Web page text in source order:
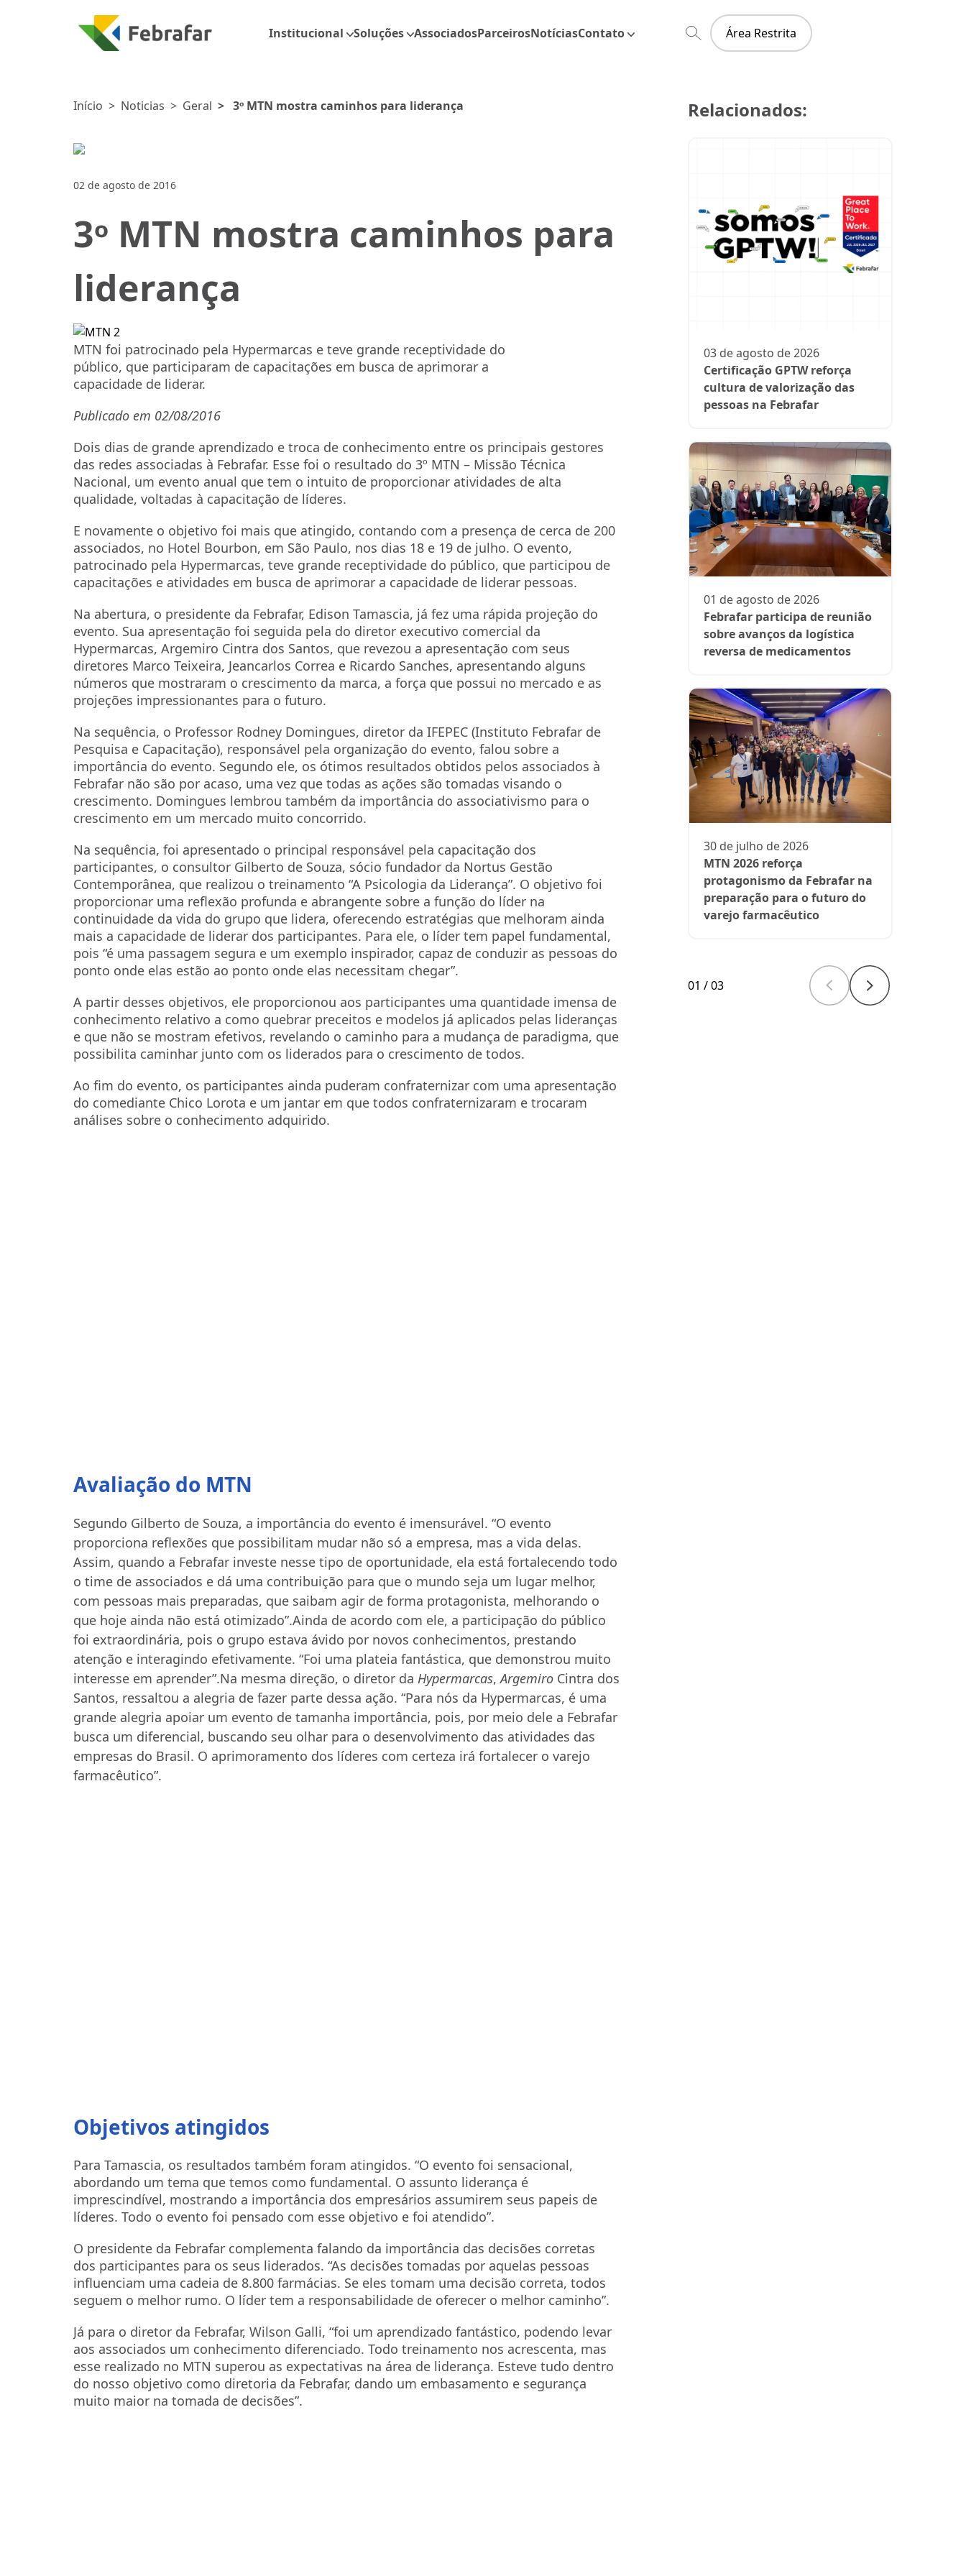
Institucional Soluções AssociadosParceirosNotíciasContato Área Restrita
Início > Noticias > Geral > 3ᵒ MTN mostra caminhos para liderança
02 de agosto de 2016
3ᵒ MTN mostra caminhos para
liderança
MTN foi patrocinado pela Hypermarcas e teve grande receptividade do
público, que participaram de capacitações em busca de aprimorar a
capacidade de liderar.
Publicado em 02/08/2016
Dois dias de grande aprendizado e troca de conhecimento entre os principais gestores
das redes associadas à Febrafar. Esse foi o resultado do 3º MTN – Missão Técnica
Nacional, um evento anual que tem o intuito de proporcionar atividades de alta
qualidade, voltadas à capacitação de líderes.
E novamente o objetivo foi mais que atingido, contando com a presença de cerca de 200
associados, no Hotel Bourbon, em São Paulo, nos dias 18 e 19 de julho. O evento,
patrocinado pela Hypermarcas, teve grande receptividade do público, que participou de
capacitações e atividades em busca de aprimorar a capacidade de liderar pessoas.
Na abertura, o presidente da Febrafar, Edison Tamascia, já fez uma rápida projeção do
evento. Sua apresentação foi seguida pela do diretor executivo comercial da
Hypermarcas, Argemiro Cintra dos Santos, que revezou a apresentação com seus
diretores Marco Teixeira, Jeancarlos Correa e Ricardo Sanches, apresentando alguns
números que mostraram o crescimento da marca, a força que possui no mercado e as
projeções impressionantes para o futuro.
Na sequência, o Professor Rodney Domingues, diretor da IFEPEC (Instituto Febrafar de
Pesquisa e Capacitação), responsável pela organização do evento, falou sobre a
importância do evento. Segundo ele, os ótimos resultados obtidos pelos associados à
Febrafar não são por acaso, uma vez que todas as ações são tomadas visando o
crescimento. Domingues lembrou também da importância do associativismo para o
crescimento em um mercado muito concorrido.
Na sequência, foi apresentado o principal responsável pela capacitação dos
participantes, o consultor Gilberto de Souza, sócio fundador da Nortus Gestão
Contemporânea, que realizou o treinamento “A Psicologia da Liderança”. O objetivo foi
proporcionar uma reﬂexão profunda e abrangente sobre a função do líder na
continuidade da vida do grupo que lidera, oferecendo estratégias que melhoram ainda
mais a capacidade de liderar dos participantes. Para ele, o líder tem papel fundamental,
pois “é uma passagem segura e um exemplo inspirador, capaz de conduzir as pessoas do
ponto onde elas estão ao ponto onde elas necessitam chegar”.
A partir desses objetivos, ele proporcionou aos participantes uma quantidade imensa de
conhecimento relativo a como quebrar preceitos e modelos já aplicados pelas lideranças
e que não se mostram efetivos, revelando o caminho para a mudança de paradigma, que
possibilita caminhar junto com os liderados para o crescimento de todos.
Ao fim do evento, os participantes ainda puderam confraternizar com uma apresentação
do comediante Chico Lorota e um jantar em que todos confraternizaram e trocaram
análises sobre o conhecimento adquirido.
Avaliação do MTN
Segundo Gilberto de Souza, a importância do evento é imensurável. “O evento
proporciona reflexões que possibilitam mudar não só a empresa, mas a vida delas.
Assim, quando a Febrafar investe nesse tipo de oportunidade, ela está fortalecendo todo
o time de associados e dá uma contribuição para que o mundo seja um lugar melhor,
com pessoas mais preparadas, que saibam agir de forma protagonista, melhorando o
que hoje ainda não está otimizado”.Ainda de acordo com ele, a participação do público
foi extraordinária, pois o grupo estava ávido por novos conhecimentos, prestando
atenção e interagindo efetivamente. “Foi uma plateia fantástica, que demonstrou muito
interesse em aprender”.Na mesma direção, o diretor da Hypermarcas, Argemiro Cintra dos
Santos, ressaltou a alegria de fazer parte dessa ação. “Para nós da Hypermarcas, é uma
grande alegria apoiar um evento de tamanha importância, pois, por meio dele a Febrafar
busca um diferencial, buscando seu olhar para o desenvolvimento das atividades das
empresas do Brasil. O aprimoramento dos líderes com certeza irá fortalecer o varejo
farmacêutico”.
Objetivos atingidos
Para Tamascia, os resultados também foram atingidos. “O evento foi sensacional,
abordando um tema que temos como fundamental. O assunto liderança é
imprescindível, mostrando a importância dos empresários assumirem seus papeis de
líderes. Todo o evento foi pensado com esse objetivo e foi atendido”.
O presidente da Febrafar complementa falando da importância das decisões corretas
dos participantes para os seus liderados. “As decisões tomadas por aquelas pessoas
influenciam uma cadeia de 8.800 farmácias. Se eles tomam uma decisão correta, todos
seguem o melhor rumo. O líder tem a responsabilidade de oferecer o melhor caminho”.
Já para o diretor da Febrafar, Wilson Galli, “foi um aprendizado fantástico, podendo levar
aos associados um conhecimento diferenciado. Todo treinamento nos acrescenta, mas
esse realizado no MTN superou as expectativas na área de liderança. Esteve tudo dentro
do nosso objetivo como diretoria da Febrafar, dando um embasamento e segurança
muito maior na tomada de decisões”.
Relacionados:
03 de agosto de 2026
Certificação GPTW reforça
cultura de valorização das
pessoas na Febrafar
01 de agosto de 2026
Febrafar participa de reunião
sobre avanços da logística
reversa de medicamentos
30 de julho de 2026
MTN 2026 reforça
protagonismo da Febrafar na
preparação para o futuro do
varejo farmacêutico
01 /03